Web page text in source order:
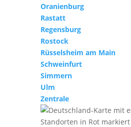
Oranienburg
Rastatt
Regensburg
Rostock
Rüsselsheim am Main
Schweinfurt
Simmern
Ulm
Zentrale